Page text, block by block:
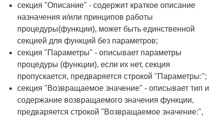
секция "Описание" - содержит краткое описание
назначения и/или принципов работы
процедуры(функции), может быть единственной
секцией для функций без параметров;
секция "Параметры" - описывает параметры
процедуры (функции), если их нет, секция
пропускается, предваряется строкой "Параметры:";
секция "Возвращаемое значение" - описывает тип и
содержание возвращаемого значения функции,
предваряется строкой "Возвращаемое значение:",